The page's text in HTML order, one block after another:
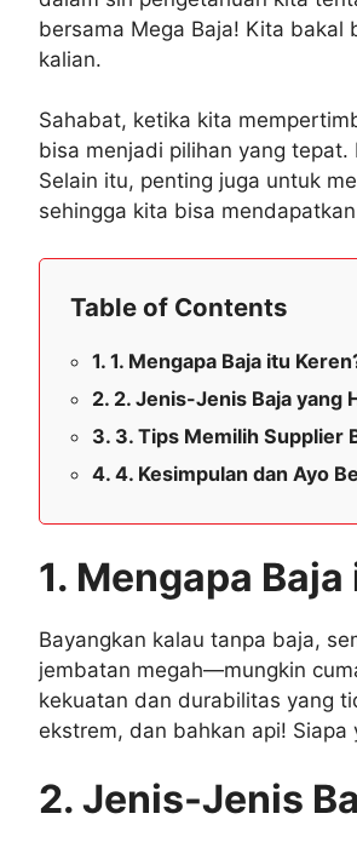
bersama Mega Baja! Kita bakal
kalian.
Sahabat, ketika kita
bisa menjadi pilihan yang
Selain itu, penting juga untuk
sehingga kita bisa
Table of Contents
1. Mengapa Baja itu
2. Jenis-Jenis Baja yang
3. Tips Memilih Supplier
4. Kesimpulan dan Ayo
1. Mengapa
Bayangkan kalau tanpa baja,
jembatan megah—mungkin
kekuatan dan durabilitas yang
ekstrem, dan bahkan api!
2. Jenis-Jenis